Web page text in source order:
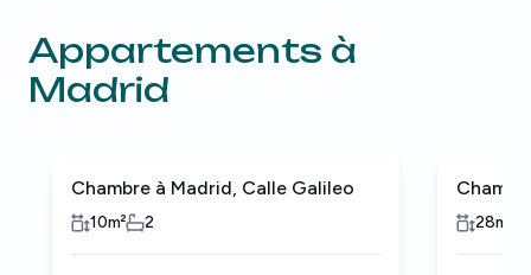
Appartements à
Madrid
Chambre à Madrid, Calle Galileo
10m² 2 28m²